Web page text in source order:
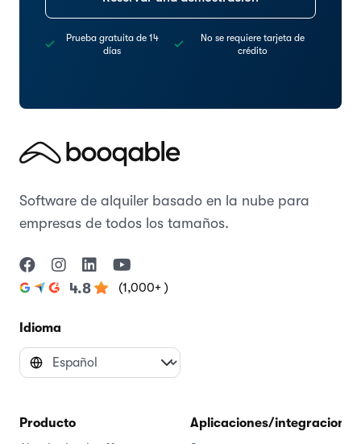
Prueba gratuita de 14
días
No se requiere tarjeta de
crédito
Software de alquiler basado en la nube para
empresas de todos los tamaños.
4.8 (1,000+ )
Idioma
Producto
Aplicaciones/integraciones